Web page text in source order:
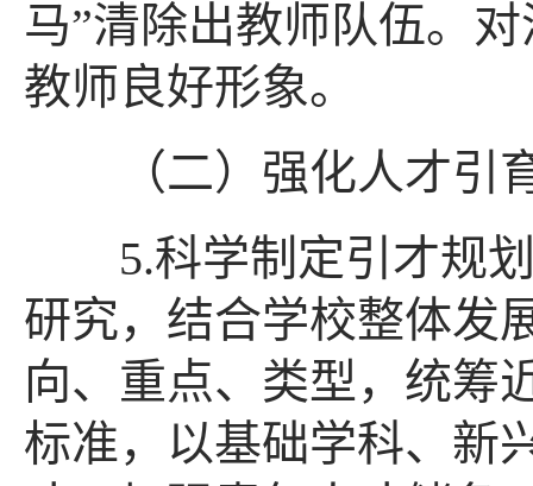
马”清除出教师队伍。
教师良好形象。
（二）强化人才引育
5.科学制定引才规划
研究，结合学校整体发
向、重点、类型，统筹
标准，以基础学科、新